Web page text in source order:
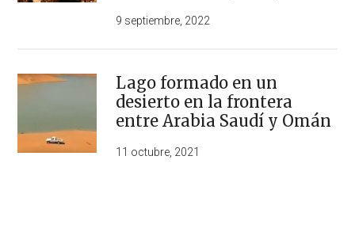
9 septiembre, 2022
Lago formado en un
desierto en la frontera
entre Arabia Saudí y Omán
11 octubre, 2021